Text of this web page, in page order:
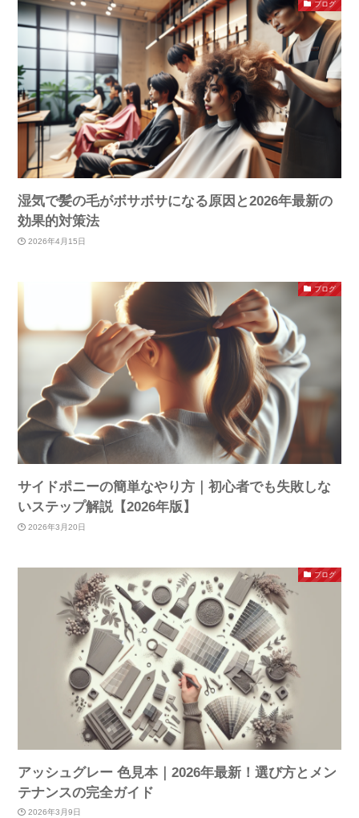
ブログ
湿気で髪の毛がボサボサになる原因と2026年最新の
効果的対策法
2026年4月15日
ブログ
サイドポニーの簡単なやり方｜初心者でも失敗しな
いステップ解説【2026年版】
2026年3月20日
ブログ
アッシュグレー 色見本｜2026年最新！選び方とメン
テナンスの完全ガイド
2026年3月9日